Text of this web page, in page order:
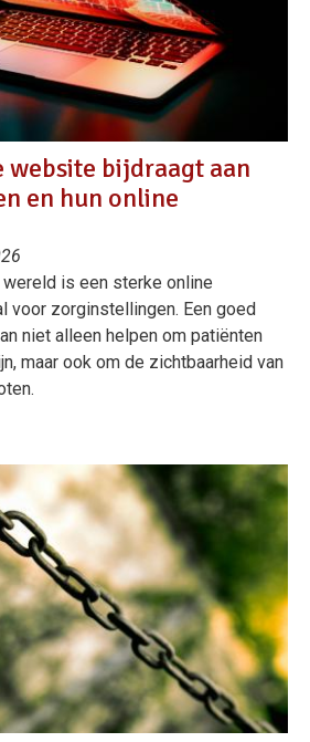
website bijdraagt aan
en hun online
is een sterke online
voor zorginstellingen. Een goed
niet alleen helpen om patiënten
maar ook om de zichtbaarheid van